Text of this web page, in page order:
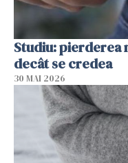
Studiu: pierderea
decât se credea
30 MAI 2026